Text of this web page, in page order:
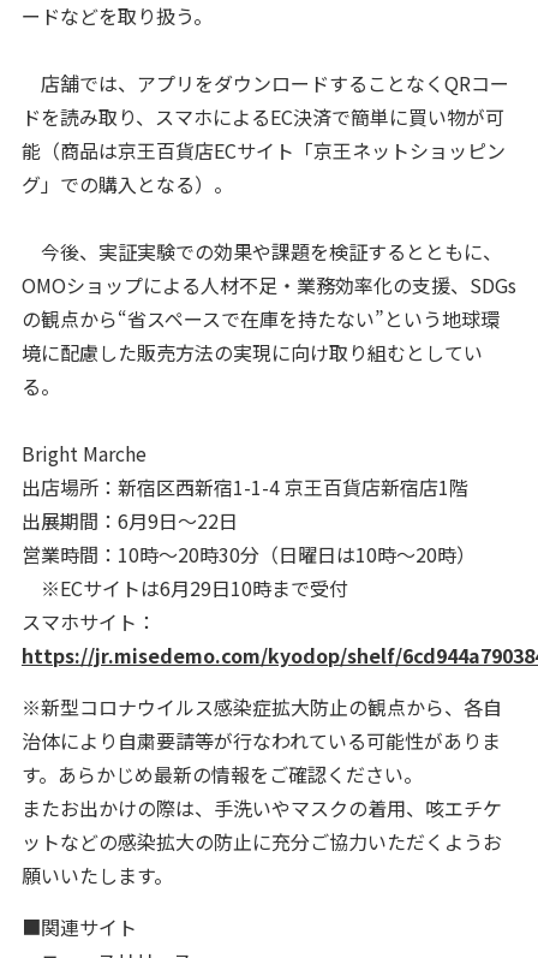
ードなどを取り扱う。
店舗では、アプリをダウンロードすることなくQRコー
ドを読み取り、スマホによるEC決済で簡単に買い物が可
能（商品は京王百貨店ECサイト「京王ネットショッピン
グ」での購入となる）。
今後、実証実験での効果や課題を検証するとともに、
OMOショップによる人材不足・業務効率化の支援、SDGs
の観点から“省スペースで在庫を持たない”という地球環
境に配慮した販売方法の実現に向け取り組むとしてい
る。
Bright Marche
出店場所：新宿区西新宿1-1-4 京王百貨店新宿店1階
出展期間：6月9日～22日
営業時間：10時～20時30分（日曜日は10時～20時）
※ECサイトは6月29日10時まで受付
スマホサイト：
https://jr.misedemo.com/kyodop/shelf/
※新型コロナウイルス感染症拡大防止の観点から、各自
治体により自粛要請等が行なわれている可能性がありま
す。あらかじめ最新の情報をご確認ください。
またお出かけの際は、手洗いやマスクの着用、咳エチケ
ットなどの感染拡大の防止に充分ご協力いただくようお
願いいたします。
■関連サイト